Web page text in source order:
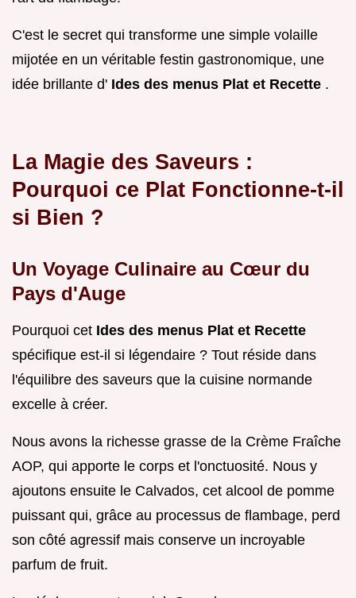
C'est le secret qui transforme une simple volaille
mijotée en un véritable festin gastronomique, une
idée brillante d' Ides des menus Plat et Recette .
La Magie des Saveurs :
Pourquoi ce Plat Fonctionne-t-il
si Bien ?
Un Voyage Culinaire au Cœur du
Pays d'Auge
Pourquoi cet Ides des menus Plat et Recette
spécifique est-il si légendaire ? Tout réside dans
l'équilibre des saveurs que la cuisine normande
excelle à créer.
Nous avons la richesse grasse de la Crème Fraîche
AOP, qui apporte le corps et l'onctuosité. Nous y
ajoutons ensuite le Calvados, cet alcool de pomme
puissant qui, grâce au processus de flambage, perd
son côté agressif mais conserve un incroyable
parfum de fruit.